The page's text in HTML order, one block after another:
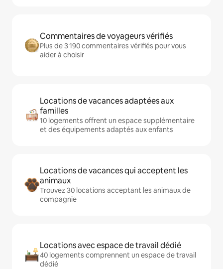
Commentaires de voyageurs vérifiés
Plus de 3 190 commentaires vérifiés pour vous
aider à choisir
Locations de vacances adaptées aux
familles
10 logements offrent un espace supplémentaire
et des équipements adaptés aux enfants
Locations de vacances qui acceptent les
animaux
Trouvez 30 locations acceptant les animaux de
compagnie
Locations avec espace de travail dédié
40 logements comprennent un espace de travail
dédié